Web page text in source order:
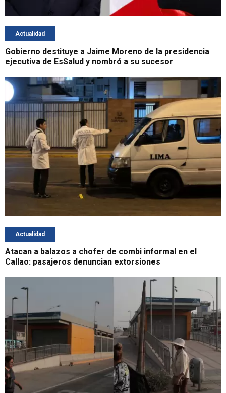
Actualidad
Gobierno destituye a Jaime Moreno de la presidencia
ejecutiva de EsSalud y nombró a su sucesor
Actualidad
Atacan a balazos a chofer de combi informal en el
Callao: pasajeros denuncian extorsiones